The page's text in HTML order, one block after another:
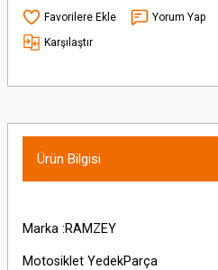
Yorum Yap
Karşılaştır
Ürün Bilgisi
Marka :RAMZEY
Motosiklet YedekParça